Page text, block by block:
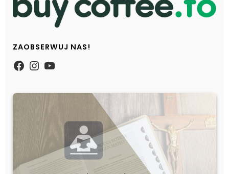
ZAOBSERWUJ NAS!
https://www.facebook.com/
Instagram
YouTube